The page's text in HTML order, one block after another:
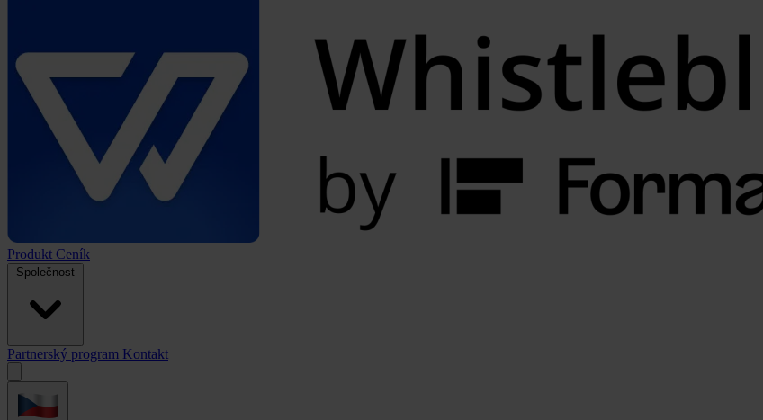
Produkt Ceník
Společnost
Partnerský program Kontakt
menu